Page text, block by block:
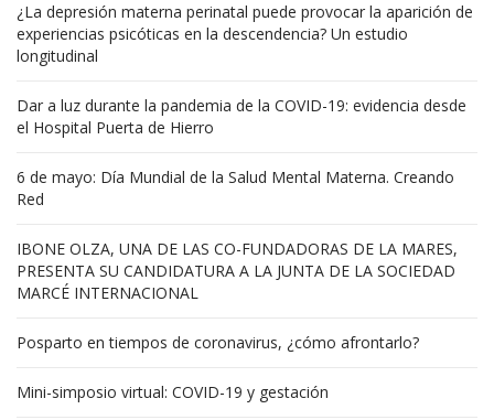
¿La depresión materna perinatal puede provocar la aparición de
experiencias psicóticas en la descendencia? Un estudio
longitudinal
Dar a luz durante la pandemia de la COVID-19: evidencia desde
el Hospital Puerta de Hierro
6 de mayo: Día Mundial de la Salud Mental Materna. Creando
Red
IBONE OLZA, UNA DE LAS CO-FUNDADORAS DE LA MARES,
PRESENTA SU CANDIDATURA A LA JUNTA DE LA SOCIEDAD
MARCÉ INTERNACIONAL
Posparto en tiempos de coronavirus, ¿cómo afrontarlo?
Mini-simposio virtual: COVID-19 y gestación